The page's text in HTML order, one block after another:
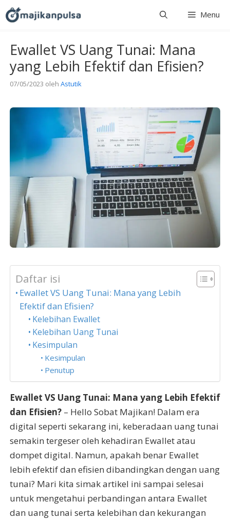
Langsung
ke
Menu
Ewallet VS Uang Tunai: Mana
yang Lebih Efektif dan Efisien?
07/05/2023 oleh Astutik
Daftar isi
Ewallet VS Uang Tunai: Mana yang Lebih
Efektif dan Efisien?
Kelebihan Ewallet
Kelebihan Uang Tunai
Kesimpulan
Kesimpulan
Penutup
Ewallet VS Uang Tunai: Mana yang Lebih Efektif
dan Efisien? – Hello Sobat Majikan! Dalam era
digital seperti sekarang ini, keberadaan uang tunai
semakin tergeser oleh kehadiran Ewallet atau
dompet digital. Namun, apakah benar Ewallet
lebih efektif dan efisien dibandingkan dengan uang
tunai? Mari kita simak artikel ini sampai selesai
untuk mengetahui perbandingan antara Ewallet
dan uang tunai serta kelebihan dan kekurangan